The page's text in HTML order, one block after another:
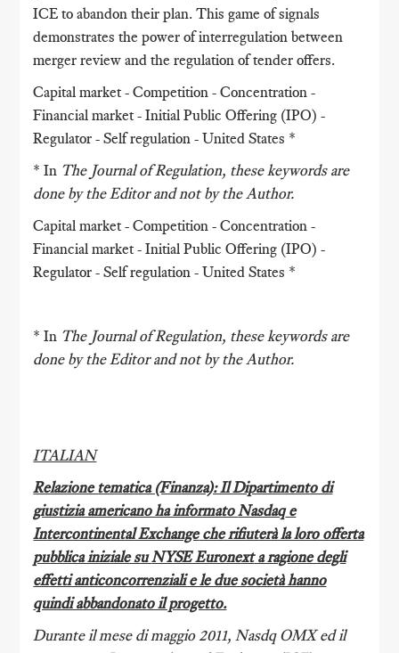
ICE to abandon their plan. This game of signals
demonstrates the power of interregulation between
merger review and the regulation of tender offers.
Capital market - Competition - Concentration -
Financial market - Initial Public Offering (IPO) -
Regulator - Self regulation - United States *
* In The Journal of Regulation, these keywords are
done by the Editor and not by the Author.
Capital market - Competition - Concentration -
Financial market - Initial Public Offering (IPO) -
Regulator - Self regulation - United States *
* In The Journal of Regulation, these keywords are
done by the Editor and not by the Author.
ITALIAN
Relazione tematica (Finanza): Il Dipartimento di
giustizia americano ha informatoNasdaqe
Intercontinental Exchangeche rifiuterà la loro offerta
pubblica iniziale suNYSE Euronexta ragione degli
effetti anticoncorrenziali e le due società hanno
quindi abbandonato il progetto.
Durante il mese di maggio 2011, Nasdq OMX ed il